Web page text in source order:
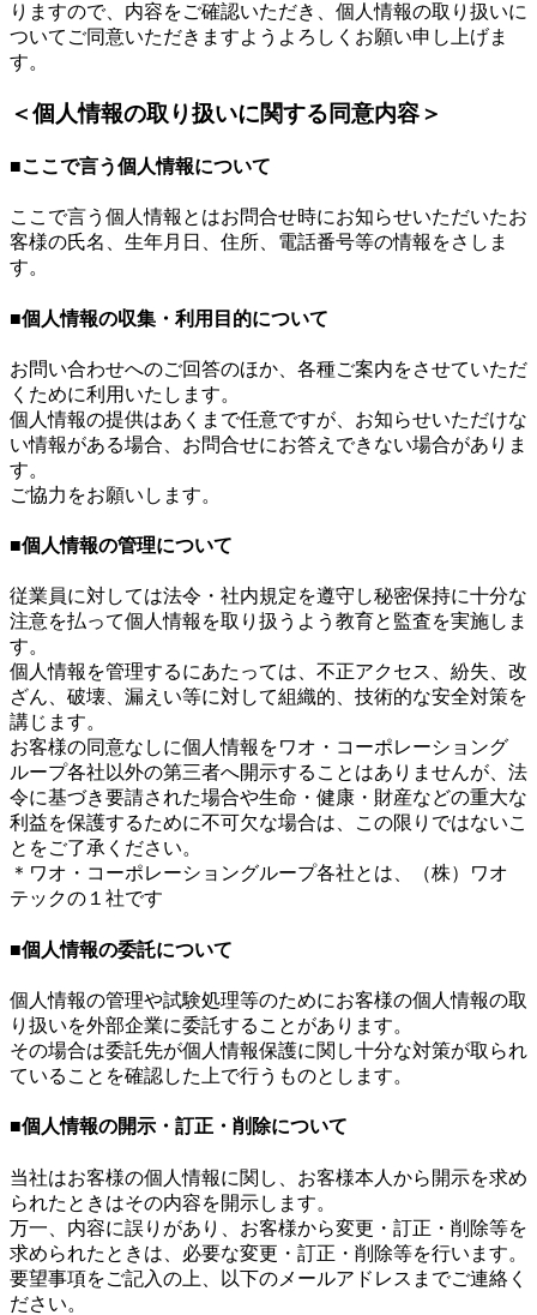
りますので、内容をご確認いただき、個人情報の取り扱いに
ついてご同意いただきますようよろしくお願い申し上げま
す。
＜個人情報の取り扱いに関する同意内容＞
■ここで言う個人情報について
ここで言う個人情報とはお問合せ時にお知らせいただいたお
客様の氏名、生年月日、住所、電話番号等の情報をさしま
す。
■個人情報の収集・利用目的について
お問い合わせへのご回答のほか、各種ご案内をさせていただ
くために利用いたします。
個人情報の提供はあくまで任意ですが、お知らせいただけな
い情報がある場合、お問合せにお答えできない場合がありま
す。
ご協力をお願いします。
■個人情報の管理について
従業員に対しては法令・社内規定を遵守し秘密保持に十分な
注意を払って個人情報を取り扱うよう教育と監査を実施しま
す。
個人情報を管理するにあたっては、不正アクセス、紛失、改
ざん、破壊、漏えい等に対して組織的、技術的な安全対策を
講じます。
お客様の同意なしに個人情報をワオ・コーポレーショング
ループ各社以外の第三者へ開示することはありませんが、法
令に基づき要請された場合や生命・健康・財産などの重大な
利益を保護するために不可欠な場合は、この限りではないこ
とをご了承ください。
＊ワオ・コーポレーショングループ各社とは、（株）ワオ
テックの１社です
■個人情報の委託について
個人情報の管理や試験処理等のためにお客様の個人情報の取
り扱いを外部企業に委託することがあります。
その場合は委託先が個人情報保護に関し十分な対策が取られ
ていることを確認した上で行うものとします。
■個人情報の開示・訂正・削除について
当社はお客様の個人情報に関し、お客様本人から開示を求め
られたときはその内容を開示します。
万一、内容に誤りがあり、お客様から変更・訂正・削除等を
求められたときは、必要な変更・訂正・削除等を行います。
要望事項をご記入の上、以下のメールアドレスまでご連絡く
ださい。